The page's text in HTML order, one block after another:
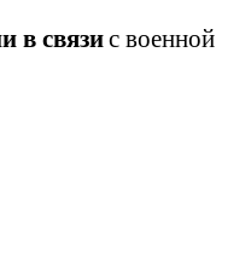
в связис военной